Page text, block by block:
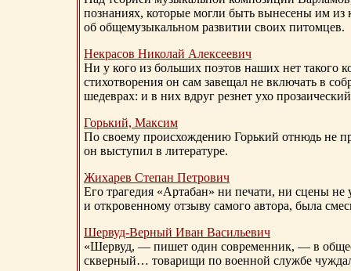
познаниях, которые могли быть вынесены им из
об общемузыкальном развитии своих питомцев.
Некрасов Николай Алексеевич
Ни у кого из больших поэтов наших нет такого
стихотворения он сам завещал не включать в
шедеврах: и в них вдруг резнет ухо
Горький, Максим
По своему происхождению Горький отнюдь не
он выступил в литературе.
Жихарев Степан Петрович
Его трагедия «Артабан» ни печати, ни сцены
и откровенному отзыву самого автора, была
Шервуд-Верный Иван Васильевич
«Шервуд, — пишет один современник, — в
скверный… товарищи по военной службе